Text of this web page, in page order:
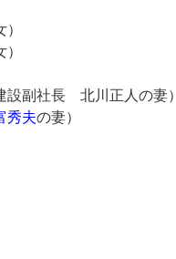
社長 北川正人の妻）
秀夫の妻）